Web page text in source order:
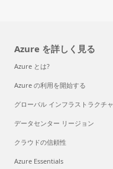
Azure を詳しく見る
Azure とは?
Azure の利用を開始する
グローバル インフラストラクチャ
データセンター リージョン
クラウドの信頼性
Azure Essentials